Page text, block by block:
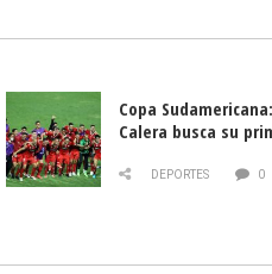
Copa
Calera busca su
DEPORTES 0